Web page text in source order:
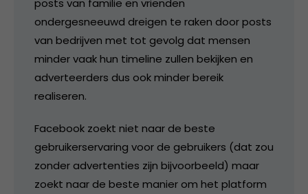
ondergesneeuwd dreigen te raken door posts
van bedrijven met tot gevolg dat mensen
minder vaak hun timeline zullen bekijken en
adverteerders dus ook minder bereik
realiseren.
Facebook zoekt niet naar de beste
gebruikerservaring voor de gebruikers (dat zou
zonder advertenties zijn bijvoorbeeld) maar
zoekt naar de beste manier om het platform